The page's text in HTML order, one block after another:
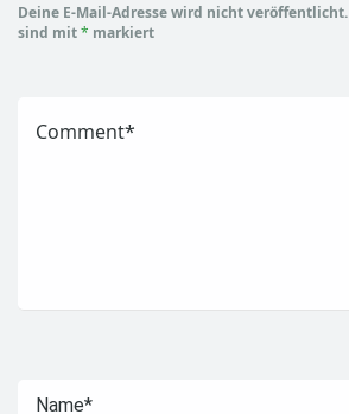
Deine E-Mail-Adresse wird nicht veröffentlicht.
sind mit* markiert